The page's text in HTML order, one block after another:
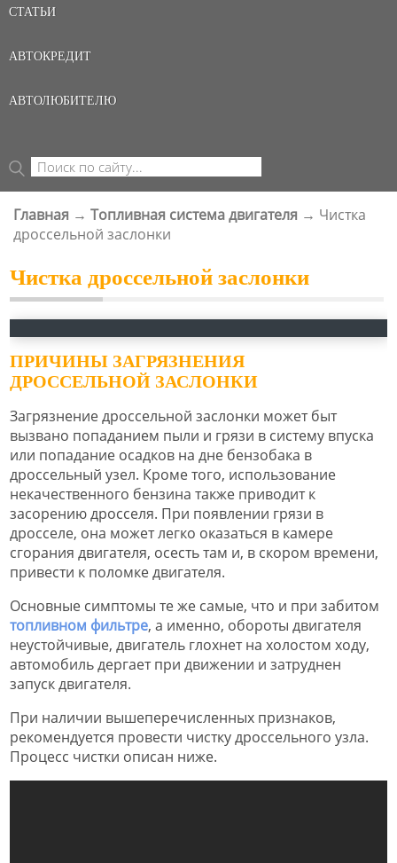
СТАТЬИ
АВТОКРЕДИТ
АВТОЛЮБИТЕЛЮ
ФОРМА ПОИСКА
Поиск
ВЫ ЗДЕСЬ
Главная → Топливная система двигателя → Чистка
дроссельной заслонки
Чистка дроссельной заслонки
ПРИЧИНЫ ЗАГРЯЗНЕНИЯ
ДРОССЕЛЬНОЙ ЗАСЛОНКИ
Загрязнение дроссельной заслонки может быт
вызвано попаданием пыли и грязи в систему впуска
или попадание осадков на дне бензобака в
дроссельный узел. Кроме того, использование
некачественного бензина также приводит к
засорению дросселя. При появлении грязи в
дросселе, она может легко оказаться в камере
сгорания двигателя, осесть там и, в скором времени,
привести к поломке двигателя.
Основные симптомы те же самые, что и при забитом
топливном фильтре, а именно, обороты двигателя
неустойчивые, двигатель глохнет на холостом ходу,
автомобиль дергает при движении и затруднен
запуск двигателя.
При наличии вышеперечисленных признаков,
рекомендуется провести чистку дроссельного узла.
Процесс чистки описан ниже.